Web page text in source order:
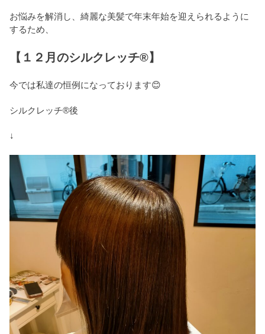
お悩みを解消し、綺麗な美髪で年末年始を迎えられるように
するため、
【１２月のシルクレッチ®】
今では私達の恒例になっております😊
シルクレッチ®後
↓